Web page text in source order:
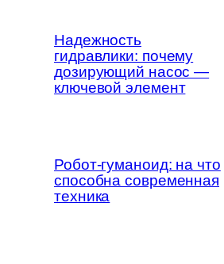
Надежность
гидравлики: почему
дозирующий насос —
ключевой элемент
Робот-гуманоид: на что
способна современная
техника